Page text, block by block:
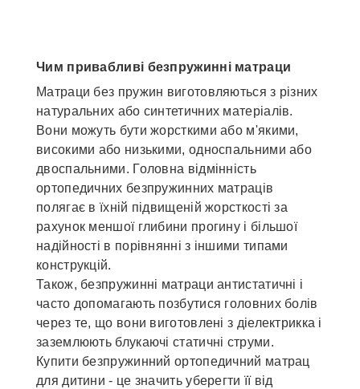
Чим привабливі безпружинні матраци
Матраци без пружин виготовляються з різних
натуральних або синтетичних матеріалів.
Вони можуть бути жорсткими або м'якими,
високими або низькими, односпальними або
двоспальними. Головна відмінність
ортопедичних безпружинних матраців
полягає в їхній підвищеній жорсткості за
рахунок меншої глибини прогину і більшої
надійності в порівнянні з іншими типами
конструкцій.
Також, безпружинні матраци антистатичні і
часто допомагають позбутися головних болів
через те, що вони виготовлені з діелектрикка і
заземлюють блукаючі статичні струми.
Купити безпружинний ортопедичний матрац
для дитини - це значить уберегти її від